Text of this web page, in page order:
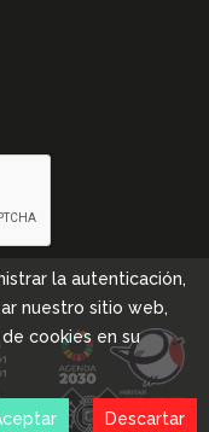
la autenticación,
nuestro sitio web,
cookies en su
Descartar